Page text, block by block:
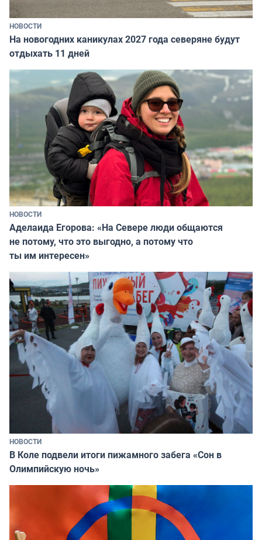
НОВОСТИ
На новогодних каникулах 2027 года северяне будут
отдыхать 11 дней
НОВОСТИ
Аделаида Егорова: «На Севере люди общаются
не потому, что это выгодно, а потому что
ты им интересен»
НОВОСТИ
В Коле подвели итоги пижамного забега «Сон в
Олимпийскую ночь»